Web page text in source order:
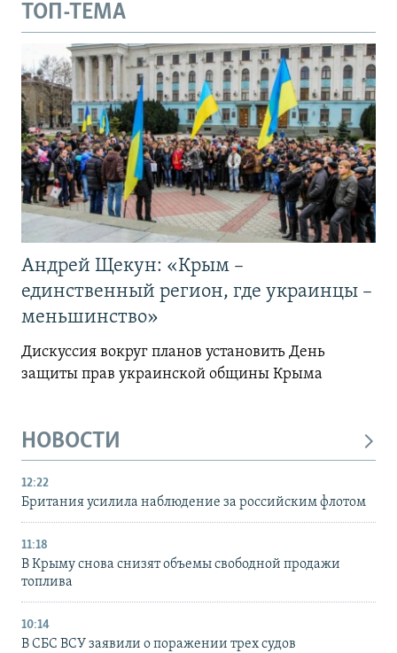
ТОП-ТЕМА
Андрей Щекун: «Крым –
единственный регион, где украинцы –
меньшинство»
Дискуссия вокруг планов установить День
защиты прав украинской общины Крыма
НОВОСТИ
12:22
Британия усилила наблюдение за российским флотом
11:18
В Крыму снова снизят объемы свободной продажи
топлива
10:14
В СБС ВСУ заявили о поражении трех судов